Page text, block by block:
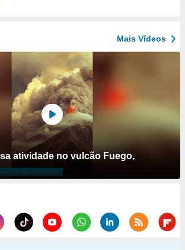
Mais Vídeos
atividade no vulcão Fuego,